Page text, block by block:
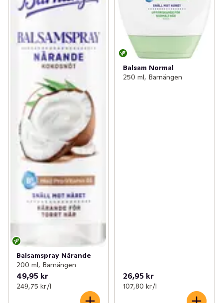
Balsamspray Närande
200 ml, Barnängen
49,95 kr
249,75 kr /l
Balsam Normal
250 ml, Barnängen
26,95 kr
107,80 kr /l